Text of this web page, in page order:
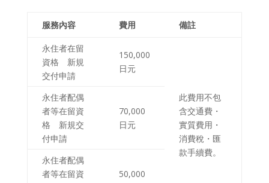
服務內容 費用 備註
永住者在留
資格 新規
交付申請
150,000
日元
此費用不包
含交通費・
實質費用・
消費稅・匯
款手續費。
永住者配偶
者等在留資
格 新規交
付申請
70,000
日元
永住者配偶
者等在留資
50,000